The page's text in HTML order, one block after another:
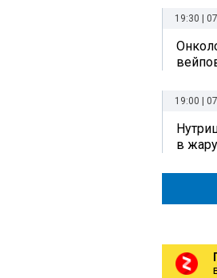
19:30 |
19:00 |
в